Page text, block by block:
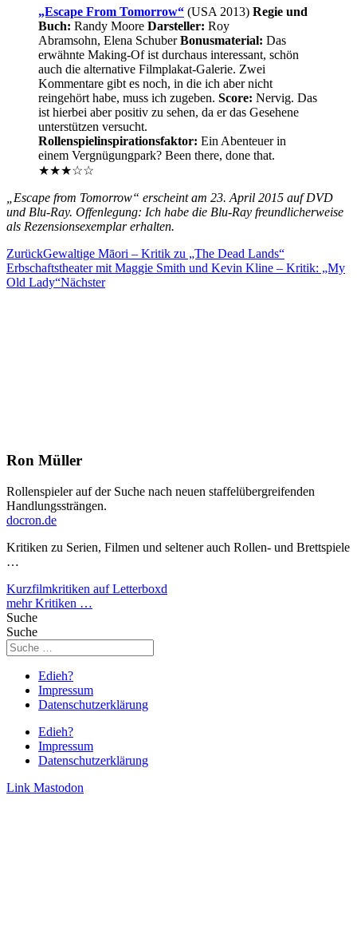
„Escape From Tomorrow“ (USA 2013) Regie und
Buch: Randy Moore Darsteller: Roy
Abramsohn, Elena SchuberBonusmaterial: Das
erwähnte Making-Of ist durchaus interessant, schön
auch die alternative Filmplakat-Galerie. Zwei
Kommentare gibt es noch, in die ich aber nicht
reingehört habe, muss ich zugeben. Score: Nervig. Das
ist hierbei aber positiv zu sehen, da er das Gesehene
unterstützen versucht.
Rollenspielinspirationsfaktor: Ein Abenteuer in
einem Vergnügungpark? Been there, done that.
★★★☆☆
„Escape from Tomorrow“ erscheint am 23. April 2015 auf DVD
und Blu-Ray. Offenlegung: Ich habe die Blu-Ray freundlicherweise
als Rezensionsexemplar erhalten.
ZurückGewaltige Māori – Kritik zu „The Dead Lands“
Erbschaftstheater mit Maggie Smith und Kevin Kline – Kritik: „My
Old Lady“Nächster
Ron Müller
Rollenspieler auf der Suche nach neuen staffelübergreifenden
Handlungssträngen.
docron.de
Kritiken zu Serien, Filmen und seltener auch Rollen- und Brettspiele
…
Kurzfilmkritiken auf Letterboxd
mehr Kritiken …
Suche
Suche
Edieh?
Impressum
Datenschutzerklärung
Edieh?
Impressum
Datenschutzerklärung
Link Mastodon